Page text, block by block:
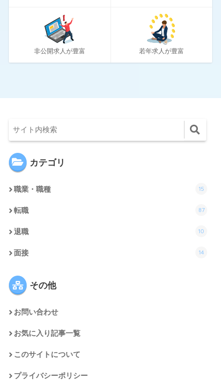
女性しごと応援テラス
社内SE転職ナビ
非公開求人が豊富 若年求人が豊富
カテゴリ
職業・職種 15
転職 87
退職 10
面接 14
その他
お問い合わせ
お気に入り記事一覧
このサイトについて
プライバシーポリシー